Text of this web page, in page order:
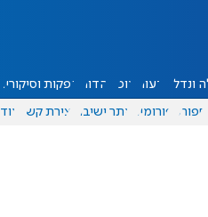
ונדל"ן דעות אוכל יהדות הפקות וסיקורים
ספורט פורומים אתר ישיבה יצירת קשר עוד